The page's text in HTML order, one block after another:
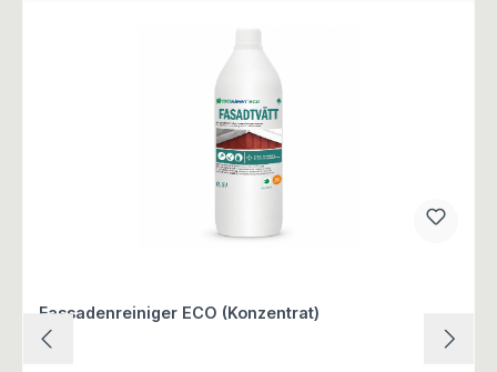
Fassadenreiniger ECO (Konzentrat)